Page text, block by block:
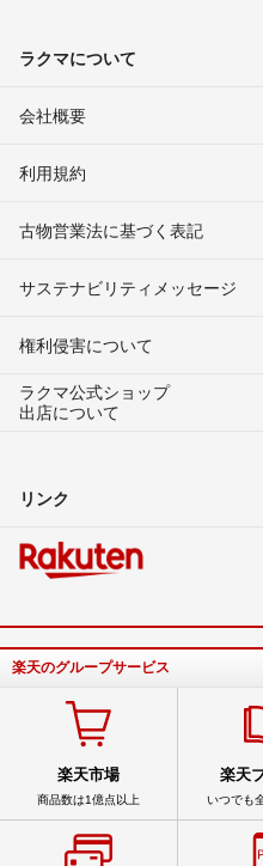
ラクマについて
会社概要
利用規約
古物営業法に基づく表記
サステナビリティメッセージ
権利侵害について
ラクマ公式ショップ
出店について
リンク
楽天のグループサービス
楽天市場
商品数は1億点以上
楽天
いつでも